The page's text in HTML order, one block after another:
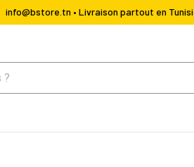
info@bstore.tn • Livraison partout en